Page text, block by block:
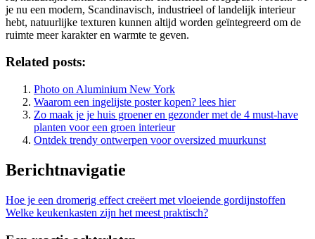
je nu een modern, Scandinavisch, industrieel of landelijk interieur
hebt, natuurlijke texturen kunnen altijd worden geïntegreerd om de
ruimte meer karakter en warmte te geven.
Related posts:
Photo on Aluminium New York
Waarom een ingelijste poster kopen? lees hier
Zo maak je je huis groener en gezonder met de 4 must-have
planten voor een groen interieur
Ontdek trendy ontwerpen voor oversized muurkunst
Berichtnavigatie
Hoe je een dromerig effect creëert met vloeiende gordijnstoffen
Welke keukenkasten zijn het meest praktisch?